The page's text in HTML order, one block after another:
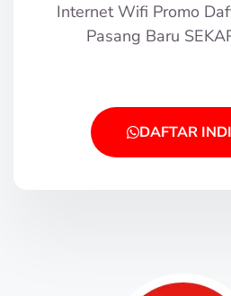
Internet Wifi Promo
Pasang Baru
DAFTAR